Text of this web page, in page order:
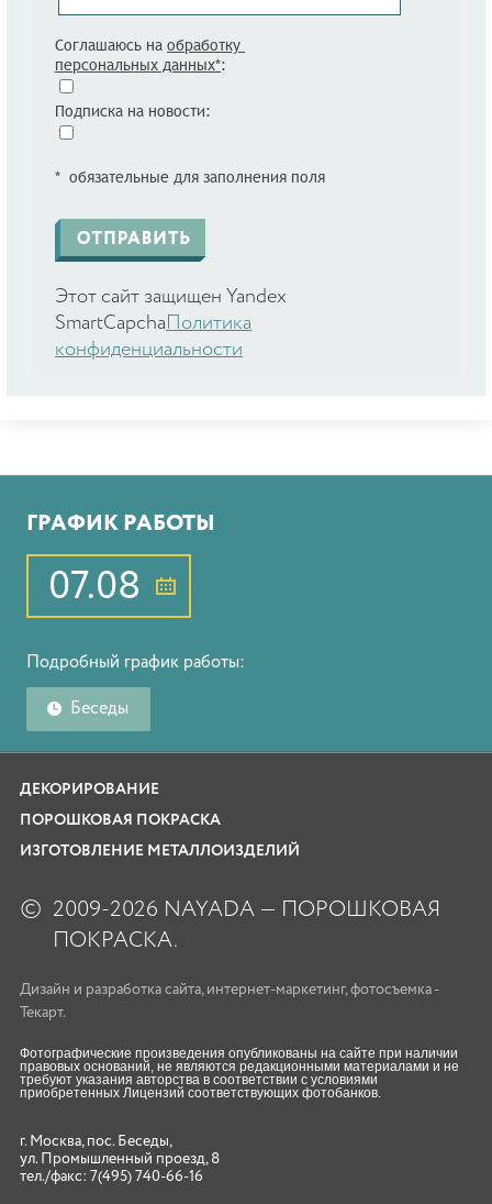
Соглашаюсь на обработку
персональных данных*:
Подписка на новости:
* обязательные для заполнения поля
Этот сайт защищен Yandex
SmartCapcha Политика
конфиденциальности
ГРАФИК РАБОТЫ
07.08
Подробный график работы:
Беседы
ДЕКОРИРОВАНИЕ
ПОРОШКОВАЯ ПОКРАСКА
ИЗГОТОВЛЕНИЕ МЕТАЛЛОИЗДЕЛИЙ
© 2009-2026 NAYADA — ПОРОШКОВАЯ
ПОКРАСКА.
Дизайн и разработка сайта, интернет-маркетинг,фотосъемка -
Текарт.
Фотографические произведения опубликованы на сайте при наличии
правовых оснований, не являются редакционными материалами и не
требуют указания авторства в соответствии с условиями
приобретенных Лицензий соответствующих фотобанков.
г. Москва, пос. Беседы,
ул. Промышленный проезд, 8
тел./факс: 7(495) 740-66-16